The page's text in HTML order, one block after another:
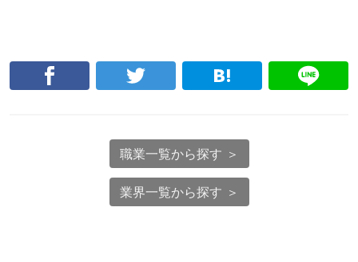
職業一覧から探す ＞
業界一覧から探す ＞